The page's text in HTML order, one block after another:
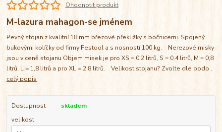
Ohodnotit produkt
M-lazura mahagon-se jménem
Pevný stojan z kvalitní 18 mm březové překližky s bočnicemi. Spojený
bukovými kolíčky od firmy Festool a s nosností 100 kg. Nerezové misky
jsou v ceně stojanu Objem misek je pro XS = 0,2 litrů, S = 0,4 litrů, M = 0,8
litrů, L = 1,8 litrů a pro XL = 2,8 litrů. Velikost stojanu? Zvolte dle podo...
celý popis
Dostupnost
skladem
velikost